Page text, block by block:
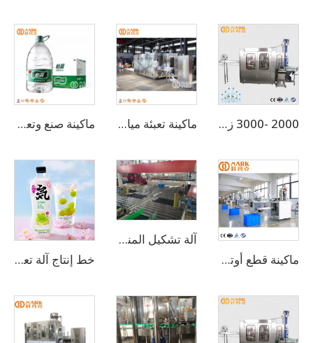
2000 -3000 زجاجة في الساعة لمحطة مياه معدنية صغيرة الحجم سعة 500 مل (CGF8-8-3) ماكينة تعبئة مياه أوتوماتيكية فعالة بسعة 3,000 زجاجة/ساعة للسعة 3-10 لتر ماكينة صنع وتعبئة زجاجات مياه أوتوماتيكية بسعة 1000 زجاجة في الساعة سعة 3-10 لتر
ماكينة قطع أوتوماتيكية عالية السرعة للزجاجات PE وPVC وPET
آلة تشكيل المنصات
خط إنتاج آلة تعبئة المشروبات الغازية CSD